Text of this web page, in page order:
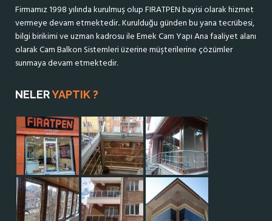
Firmamız 1998 yılında kurulmuş olup FIRATPEN bayisi olarak hizmet
vermeye devam etmektedir.. Kurulduğu günden bu yana tecrübesi,
bilgi birikimi ve uzman kadrosu ile Emek Cam Yapı Ana faaliyet alanı
olarak Cam Balkon Sistemleri üzerine müşterilerine çözümler
sunmaya devam etmektedir.
NELERYAPTIK ?